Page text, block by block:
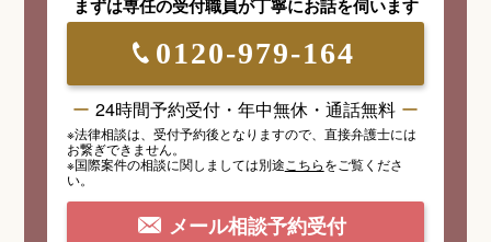
まずは専任の受付職員が丁寧にお話を伺います
0120-979-164
24時間予約受付・年中無休・通話無料
※法律相談は、受付予約後となりますので、 直接弁護士には
お繋ぎできません。
※国際案件の相談に関しましては別途 こちらをご覧くださ
い。
メール相談予約受付